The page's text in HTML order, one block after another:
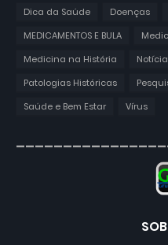
Dica da Saúde
Doenças
MEDICAMENTOS E BULA
Medicina na História
Patologias Históricas
Saúde e Bem Estar
Vírus